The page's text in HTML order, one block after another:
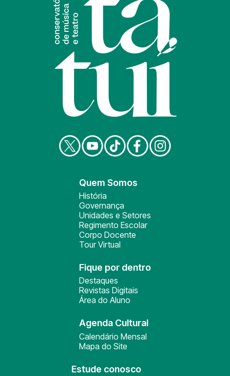
Quem Somos
História
Governança
Unidades e Setores
Regimento Escolar
Corpo Docente
Tour Virtual
Fique por dentro
Destaques
Revistas Digitais
Área do Aluno
Agenda Cultural
Calendário Mensal
Mapa do Site
Estude conosco